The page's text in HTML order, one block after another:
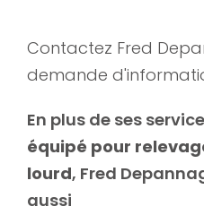
Contactez Fred
demande
En plus de ses
équipé pour
lourd, Fred
aussi